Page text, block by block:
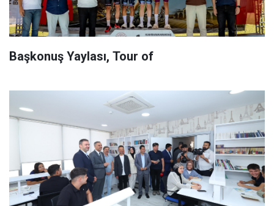
Başkonuş Yaylası, Tour of